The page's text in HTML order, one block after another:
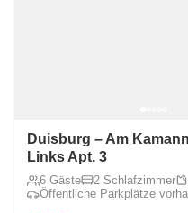
Duisburg – Am
Links Apt. 3
6 Gäste 2 Schlafzimmer
Öffentliche Parkplätze